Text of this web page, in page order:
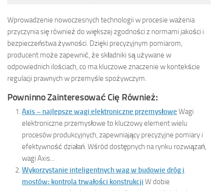
Wprowadzenie nowoczesnych technologii w procesie ważenia
przyczynia się również do większej zgodności z normami jakości i
bezpieczeństwa żywności. Dzięki precyzyjnym pomiarom,
producent może zapewnić, że składniki są używane w
odpowiednich ilościach, co ma kluczowe znaczenie w kontekście
regulacji prawnych w przemyśle spożywczym.
Powninno Zainteresować Cię Również:
Axis – najlepsze wagi elektroniczne przemysłowe Wagi
elektroniczne przemysłowe to kluczowy element wielu
procesów produkcyjnych, zapewniający precyzyjne pomiary i
efektywność działań. Wśród dostępnych na rynku rozwiązań,
wagi Axis...
Wykorzystanie inteligentnych wag w budowie dróg i
mostów: kontrola trwałości konstrukcji W dobie